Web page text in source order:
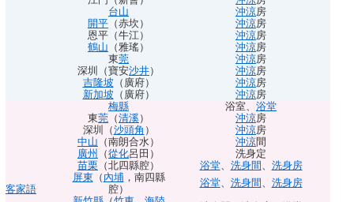
台山
沖涼房
開平 （赤坎） 沖涼房
恩平（牛江）
沖涼房
鶴山 （雅瑤） 沖涼房
東莞 沖涼房
深圳（寶安沙井） 沖涼房
吉隆坡 （廣府） 沖涼房
新加坡 （廣府） 沖涼房
客家語
梅縣 浴室、 浴堂
東莞 （清溪） 沖涼房
深圳（沙頭角 ） 沖涼房
中山 （南朗合水） 沖涼間
廣州
（從化呂田）
洗身定
苗栗 （北四縣腔） 浴堂、 洗身間 、 洗身房
屏東 （ 內埔，南四縣
腔）
浴堂、 洗身間 、 洗身房